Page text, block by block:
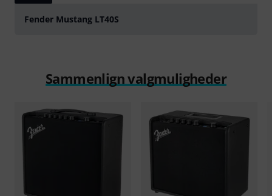
Fender Mustang LT40S
Sammenlign valgmuligheder